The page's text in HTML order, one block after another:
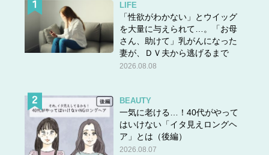
LIFE
「性欲がわかない」とウイッグ
を大量に与えられて…。「お母
さん、助けて」乳がんになった
妻が、ＤＶ夫から逃げるまで
2026.08.08
BEAUTY
一気に老ける…！40代がやって
はいけない「イタ見えロングヘ
ア」とは（後編）
2026.08.07